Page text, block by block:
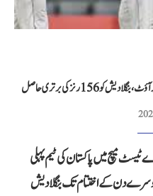
میچ میں پاکستان کی ٹیم پہلی
جبکہ دوسرے دن کے اختتام تک بنگلادیش